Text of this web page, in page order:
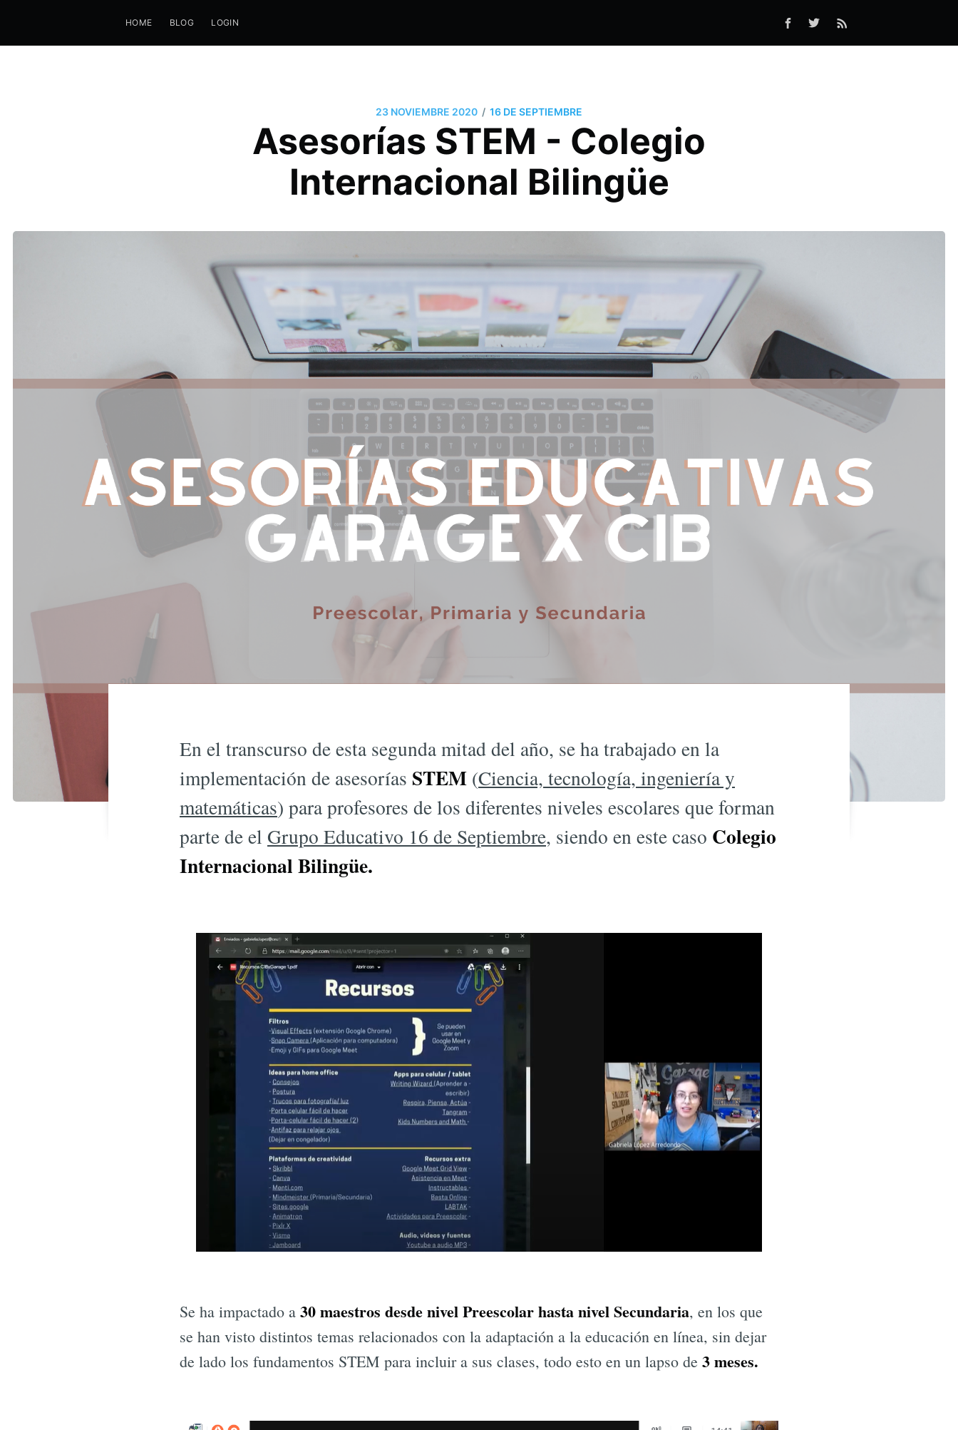
HOME BLOG LOGIN
23 NOVIEMBRE 2020 / 16 DE SEPTIEMBRE
Asesorías STEM - Colegio
Internacional Bilingüe
En el transcurso de esta segunda mitad del año, se ha trabajado en la
implementación de asesorías STEM (Ciencia, tecnología, ingeniería y
matemáticas) para profesores de los diferentes niveles escolares que forman
parte de el Grupo Educativo 16 de Septiembre, siendo en este caso Colegio
Internacional Bilingüe.
Se ha impactado a 30 maestros desde nivel Preescolar hasta nivel Secundaria, en los que
se han visto distintos temas relacionados con la adaptación a la educación en línea, sin dejar
de lado los fundamentos STEM para incluir a sus clases, todo esto en un lapso de 3 meses.